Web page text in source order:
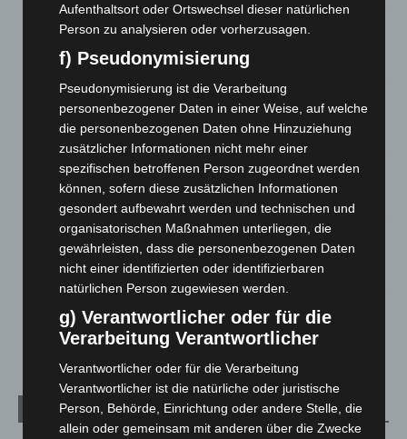
Region Hannover: 21 neue Notfallsanitäter starten beim
5. August 2026
Mann läuft mit Hockeyschläger über A7 – Polizei sucht
Zeugen
5. August 2026
Celle: Mensch stirbt bei Bagger-Unfall auf Baustelle
Gasleitung bei McDonald’s-Umbau in Langenhagen
beschädigt
5. August 2026
Anklage nach Abschaltung von „Archetyp Market“ erhoben
3. August 2026
Kategorien
Aufenthaltsort oder Ortswechsel dieser natürlichen
Person zu analysieren oder vorherzusagen.
f) Pseudonymisierung
Pseudonymisierung ist die Verarbeitung
personenbezogener Daten in einer Weise, auf welche
die personenbezogenen Daten ohne Hinzuziehung
zusätzlicher Informationen nicht mehr einer
spezifischen betroffenen Person zugeordnet werden
können, sofern diese zusätzlichen Informationen
gesondert aufbewahrt werden und technischen und
organisatorischen Maßnahmen unterliegen, die
gewährleisten, dass die personenbezogenen Daten
nicht einer identifizierten oder identifizierbaren
natürlichen Person zugewiesen werden.
g) Verantwortlicher oder für die
Verarbeitung Verantwortlicher
Verantwortlicher oder für die Verarbeitung
Verantwortlicher ist die natürliche oder juristische
Person, Behörde, Einrichtung oder andere Stelle, die
allein oder gemeinsam mit anderen über die Zwecke